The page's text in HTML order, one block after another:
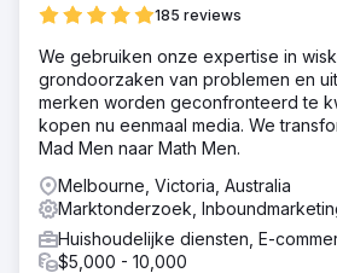
Oplossing
site en het vaststellen van
De onderzoeks- en
concurrentieonderzoek,
ontwikkeling van al hun potentiële
We hebben het aantal kliks om
succesvol teruggebracht en de
er een samenhangend, naadloos en
aanbod is ontstaan.
185 reviews
We gebruiken onze expertise in
grondoorzaken van problemen en
merken worden geconfronteerd te
kopen nu eenmaal media. We
Mad Men naar Math Men.
Melbourne, Victoria, Australia
Marktonderzoek,
Huishoudelijke diensten, E-
$5,000 - 10,000